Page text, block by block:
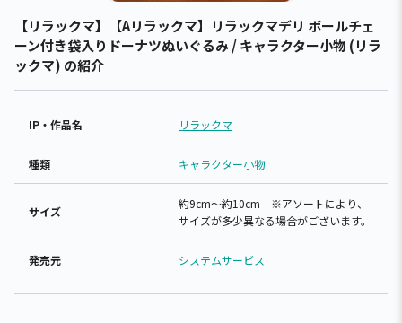
【リラックマ】【Aリラックマ】リラックマデリ ボールチェ
ーン付き袋入りドーナツぬいぐるみ / キャラクター小物 (リラ
ックマ) の紹介
IP・作品名 リラックマ
種類 キャラクター小物
サイズ
約9cm～約10cm ※アソートにより、
サイズが多少異なる場合がございます。
発売元 システムサービス